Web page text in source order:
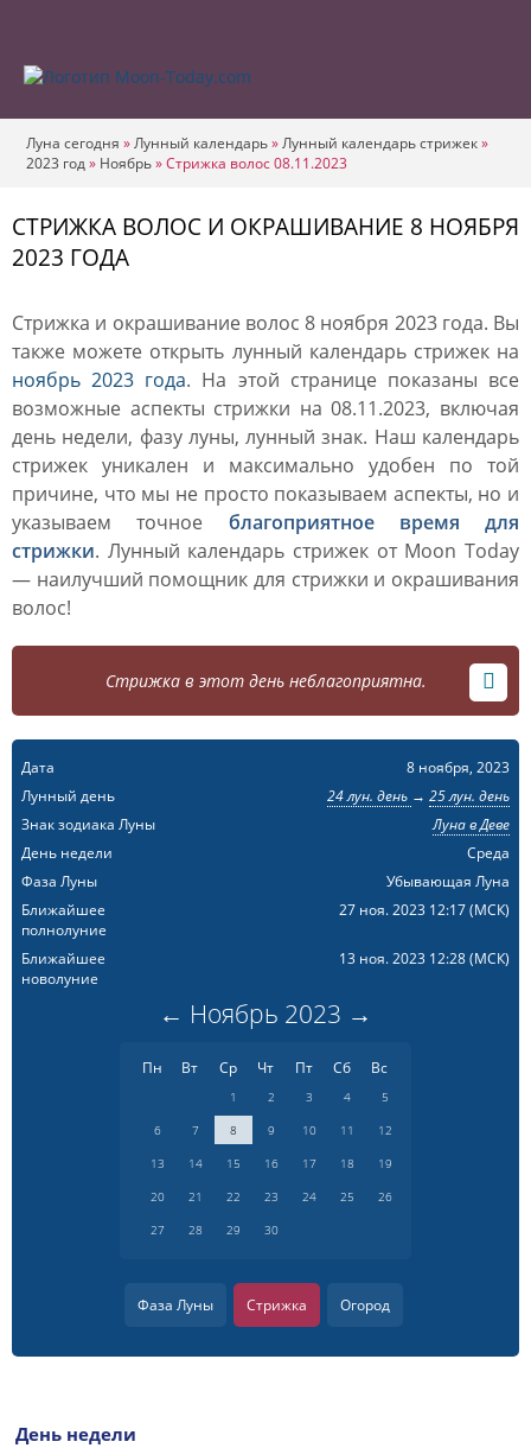
Луна сегодня »Лунный календарь»Лунный календарь стрижек»
2023 год» Ноябрь»Стрижка волос 08.11.2023
СТРИЖКА ВОЛОС И ОКРАШИВАНИЕ 8 НОЯБРЯ
2023 ГОДА
Стрижка и окрашивание волос 8 ноября 2023 года. Вы
также можете открыть лунный календарь стрижек на
ноябрь 2023 года. На этой странице показаны все
возможные аспекты стрижки на 08.11.2023, включая
день недели, фазу луны, лунный знак. Наш календарь
стрижек уникален и максимально удобен по той
причине, что мы не просто показываем аспекты, но и
указываем точное благоприятное время для
стрижки. Лунный календарь стрижек от Moon Today
— наилучший помощник для стрижки и окрашивания
волос!
Стрижка в этот день неблагоприятна.
Дата
8 ноября, 2023
Лунный день
24 лун. день → 25 лун. день
Знак зодиака Луны
Луна в Деве
День недели
Среда
Фаза Луны
Убывающая Луна
Ближайшее
полнолуние
27 ноя. 2023 12:17(МСК)
Ближайшее
новолуние
13 ноя. 2023 12:28(МСК)
← Ноябрь 2023 →
Пн Вт Ср Чт Пт Сб Вс
1 2 3 4
5
6
7 8 9 10 11
12
13
14 15 16 17 18
19
20
21 22 23 24 25
26
27
28 29 30
Фаза Луны Стрижка Огород
День недели